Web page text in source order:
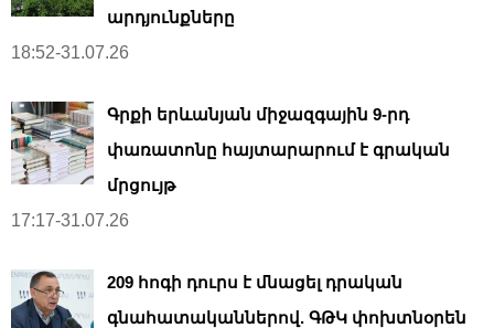
արդյունքները
18:52-31.07.26
Գրքի երևանյան միջազգային 9-րդ
փառատոնը հայտարարում է գրական
մրցույթ
17:17-31.07.26
209 հոգի դուրս է մնացել դրական
գնահատականներով. ԳԹԿ փոխտնօրեն